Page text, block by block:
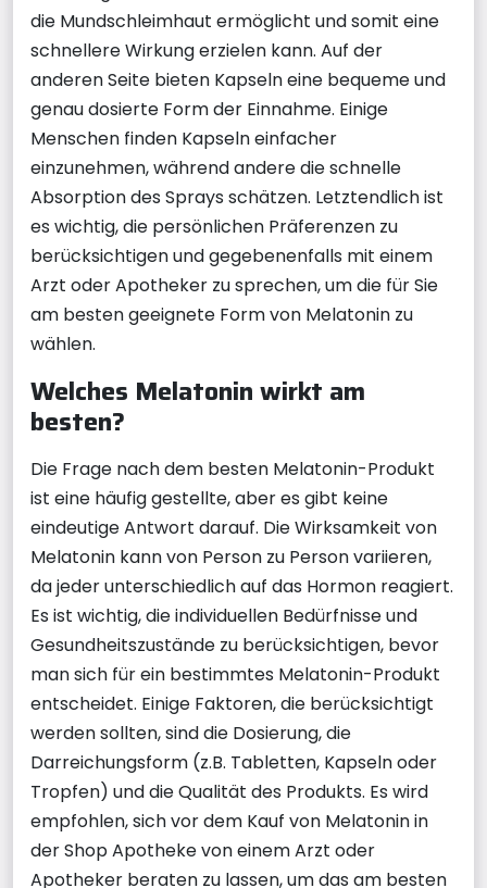
die Mundschleimhaut ermöglicht und somit eine
schnellere Wirkung erzielen kann. Auf der
anderen Seite bieten Kapseln eine bequeme und
genau dosierte Form der Einnahme. Einige
Menschen finden Kapseln einfacher
einzunehmen, während andere die schnelle
Absorption des Sprays schätzen. Letztendlich ist
es wichtig, die persönlichen Präferenzen zu
berücksichtigen und gegebenenfalls mit einem
Arzt oder Apotheker zu sprechen, um die für Sie
am besten geeignete Form von Melatonin zu
wählen.
Welches Melatonin wirkt am
besten?
Die Frage nach dem besten Melatonin-Produkt
ist eine häufig gestellte, aber es gibt keine
eindeutige Antwort darauf. Die Wirksamkeit von
Melatonin kann von Person zu Person variieren,
da jeder unterschiedlich auf das Hormon reagiert.
Es ist wichtig, die individuellen Bedürfnisse und
Gesundheitszustände zu berücksichtigen, bevor
man sich für ein bestimmtes Melatonin-Produkt
entscheidet. Einige Faktoren, die berücksichtigt
werden sollten, sind die Dosierung, die
Darreichungsform (z.B. Tabletten, Kapseln oder
Tropfen) und die Qualität des Produkts. Es wird
empfohlen, sich vor dem Kauf von Melatonin in
der Shop Apotheke von einem Arzt oder
Apotheker beraten zu lassen, um das am besten